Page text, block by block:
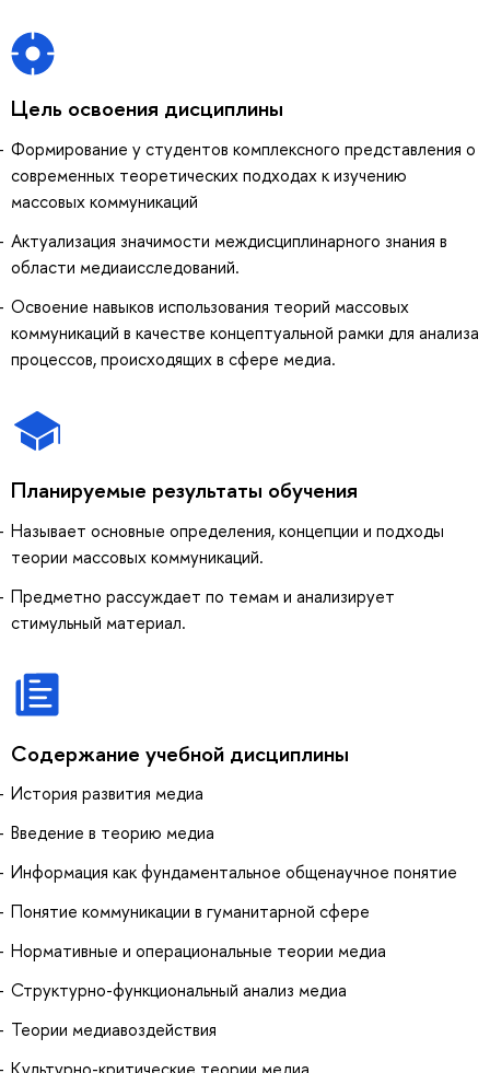
Цель освоения дисциплины
Формирование у студентов комплексного представления о
современных теоретических подходах к изучению
массовых коммуникаций
Актуализация значимости междисциплинарного знания в
области медиаисследований.
Освоение навыков использования теорий массовых
коммуникаций в качестве концептуальной рамки для анализа
процессов, происходящих в сфере медиа.
Планируемые результаты обучения
Называет основные определения, концепции и подходы
теории массовых коммуникаций.
Предметно рассуждает по темам и анализирует
стимульный материал.
Содержание учебной дисциплины
История развития медиа
Введение в теорию медиа
Информация как фундаментальное общенаучное понятие
Понятие коммуникации в гуманитарной сфере
Нормативные и операциональные теории медиа
Структурно-функциональный анализ медиа
Теории медиавоздействия